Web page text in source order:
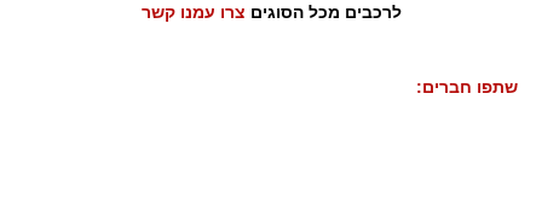
לרכבים מכל הסוגיםצרו עמנו קשר
שתפו חברים: